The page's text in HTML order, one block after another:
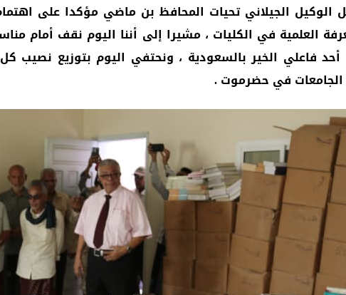
الوكيل الجيلاني تحيات المحافظ بن ماضي مؤكدا على
العلمية في الكليات ، مشيرا إلى أننا اليوم نقف أمام
أحد فاعلي الخير بالسعودية ، ونحتفي اليوم بتوزيع
الجامعات في حضرموت .